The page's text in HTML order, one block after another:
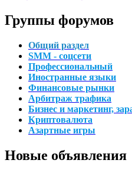
Группы форумов
Общий раздел
SMM - соцсети
Профессиональный
Иностранные языки
Финансовые рынки
Арбитраж трафика
Бизнес и маркетинг,
Криптовалюта
Азартные игры
Новые объявления